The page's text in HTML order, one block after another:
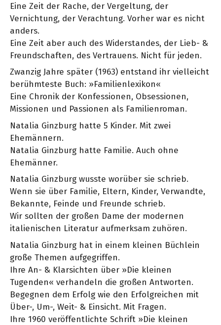
Eine Zeit der Rache, der Vergeltung, der
Vernichtung, der Verachtung. Vorher war es nicht
anders.
Eine Zeit aber auch des Widerstandes, der Lieb- &
Freundschaften, des Vertrauens. Nicht für jeden.
Zwanzig Jahre später (1963) entstand ihr vielleicht
berühmteste Buch: »Familienlexikon«
Eine Chronik der Konfessionen, Obsessionen,
Missionen und Passionen als Familienroman.
Natalia Ginzburg hatte 5 Kinder. Mit zwei
Ehemännern.
Natalia Ginzburg hatte Familie. Auch ohne
Ehemänner.
Natalia Ginzburg wusste worüber sie schrieb.
Wenn sie über Familie, Eltern, Kinder, Verwandte,
Bekannte, Feinde und Freunde schrieb.
Wir sollten der großen Dame der modernen
italienischen Literatur aufmerksam zuhören.
Natalia Ginzburg hat in einem kleinen Büchlein
große Themen aufgegriffen.
Ihre An- & Klarsichten über »Die kleinen
Tugenden« verhandeln die großen Antworten.
Begegnen dem Erfolg wie den Erfolgreichen mit
Über-, Um-, Weit- & Einsicht. Mit Fragen.
Ihre 1960 veröffentlichte Schrift »Die kleinen